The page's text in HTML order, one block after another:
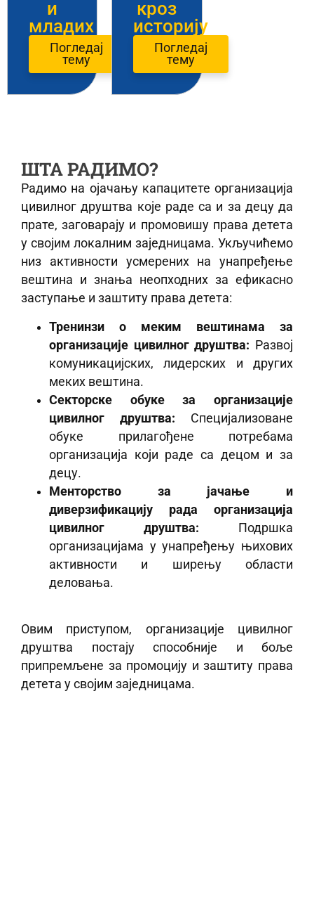
и
младих
Погледај
тему
кроз
историју
Погледај
тему
ШТА РАДИМО?
Радимо на ојачању капацитете организација
цивилног друштва које раде са и за децу да
прате, заговарају и промовишу права детета
у својим локалним заједницама. Укључићемо
низ активности усмерених на унапређење
вештина и знања неопходних за ефикасно
заступање и заштиту права детета:
Тренинзи о меким вештинама за
организације цивилног друштва: Развој
комуникацијских, лидерских и других
меких вештина.
Секторске обуке за организације
цивилног друштва: Специјализоване
обуке прилагођене потребама
организација који раде са децом и за
децу.
Менторство за јачање и
диверзификацију рада организација
цивилног друштва: Подршка
организацијама у унапређењу њихових
активности и ширењу области
деловања.
Овим приступом, организације цивилног
друштва постају способније и боље
припремљене за промоцију и заштиту права
детета у својим заједницама.